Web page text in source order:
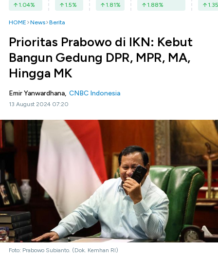
1.04% 1.5% 1.81% 1.88% 1.35
HOME News Berita
Prioritas Prabowo di IKN: Kebut
Bangun Gedung DPR, MPR, MA,
Hingga MK
Emir Yanwardhana, CNBC Indonesia
13 August 2024 07:20
Foto: Prabowo Subianto. (Dok. Kemhan RI)